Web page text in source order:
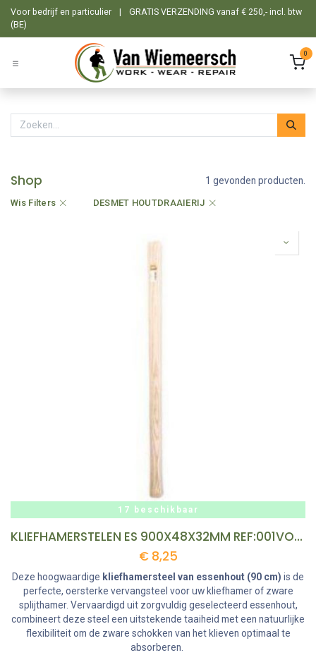
Overslaan naar inhoud
Voor bedrijf en particulier |
GRATIS VERZENDING vanaf € 250,- incl. btw
(BE)
0
Shop 1 gevonden producten.
Wis Filters DESMET HOUTDRAAIERIJ
17 beschikbaar
KLIEFHAMERSTELEN ES 900X48X32MM REF:001VOE1402
€ 8,25
Deze hoogwaardige kliefhamersteel van essenhout (90 cm) is de
perfecte, oersterke vervangsteel voor uw kliefhamer of zware
splijthamer. Vervaardigd uit zorgvuldig geselecteerd essenhout,
combineert deze steel een uitstekende taaiheid met een natuurlijke
flexibiliteit om de zware schokken van het klieven optimaal te
absorberen.